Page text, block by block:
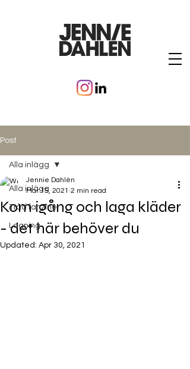
Post
Alla inlägg
Tråd fanzine
Lagning
Alla inlägg
Kom igång och laga kläder
- det här behöver du
Jennie Dahlén
Mar 15, 2021 2 min read
Updated: Apr 30, 2021